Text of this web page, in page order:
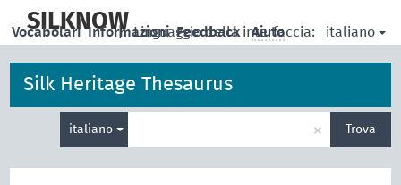
main
SILKNOW
| Linguaggio della interfaccia: italiano
Vocabolari Informazioni Feedback Aiuto
Silk Heritage Thesaurus
italiano
per
× Trova